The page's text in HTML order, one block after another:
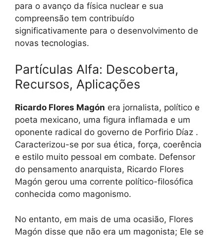
para o avanço da física nuclear e sua
compreensão tem contribuído
significativamente para o desenvolvimento de
novas tecnologias.
Partículas Alfa: Descoberta,
Recursos, Aplicações
Ricardo Flores Magón era jornalista, político e
poeta mexicano, uma figura inflamada e um
oponente radical do governo de Porfirio Díaz .
Caracterizou-se por sua ética, força, coerência
e estilo muito pessoal em combate. Defensor
do pensamento anarquista, Ricardo Flores
Magón gerou uma corrente político-filosófica
conhecida como magonismo.
No entanto, em mais de uma ocasião, Flores
Magón disse que não era um magonista; Ele se